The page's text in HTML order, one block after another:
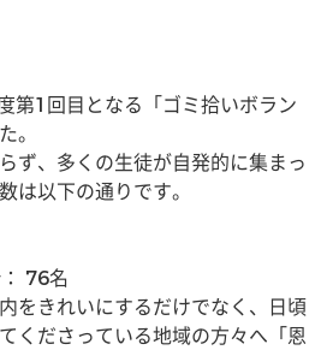
第1回目となる「ゴミ拾いボラン
。
ず、多くの生徒が自発的に集まっ
は以下の通りです。
76名
をきれいにするだけでなく、日頃
くださっている地域の方々へ「恩